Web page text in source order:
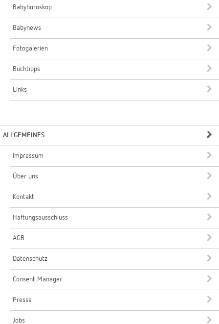
Babyhoroskop
Babynews
Fotogalerien
Buchtipps
Links
ALLGEMEINES
Impressum
Über uns
Kontakt
Haftungsausschluss
AGB
Datenschutz
Consent Manager
Presse
Jobs